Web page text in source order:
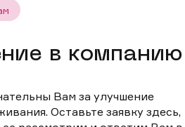
в компанию
Вам за улучшение
Оставьте заявку здесь,